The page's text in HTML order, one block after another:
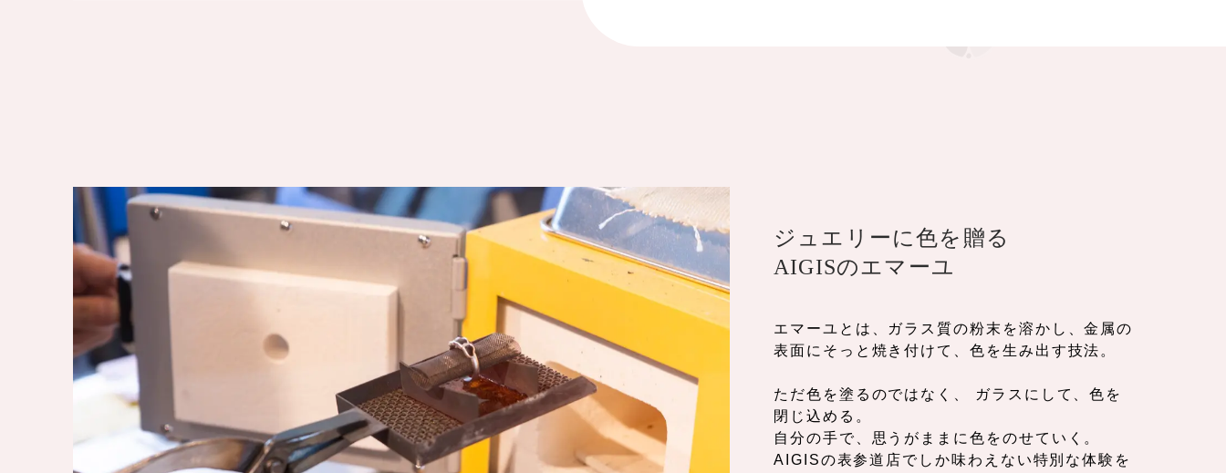
ジュエリーに色を贈る
AIGISのエマーユ
エマーユとは、ガラス質の粉末を溶かし、金属の
表面にそっと焼き付けて、色を生み出す技法。
ただ色を塗るのではなく、 ガラスにして、色を
閉じ込める。
自分の手で、思うがままに色をのせていく。
AIGISの表参道店でしか味わえない特別な体験を